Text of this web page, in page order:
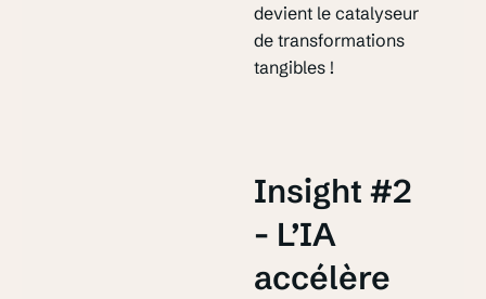
devient le catalyseur
de transformations
tangibles !
Insight #2
- L’IA
accélère